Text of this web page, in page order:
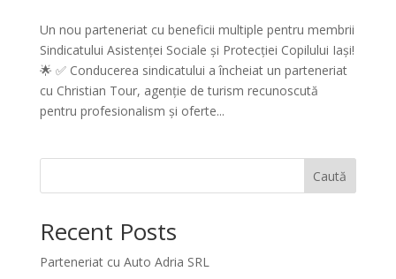
Un nou parteneriat cu beneficii multiple pentru membrii
Sindicatului Asistenței Sociale și Protecției Copilului Iași!
🌟 ✅ Conducerea sindicatului a încheiat un parteneriat
cu Christian Tour, agenție de turism recunoscută
pentru profesionalism și oferte...
Caută
Recent Posts
Parteneriat cu Auto Adria SRL